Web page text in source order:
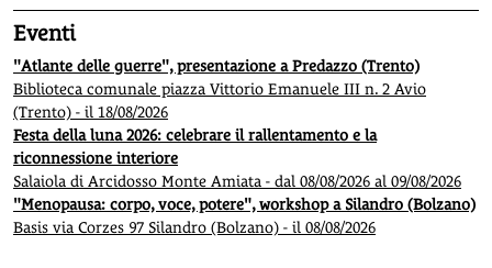
Eventi
"Atlante delle guerre", presentazione a Predazzo (Trento)
Biblioteca comunale piazza Vittorio Emanuele III n. 2 Avio
(Trento) - il 18/08/2026
Festa della luna 2026: celebrare il rallentamento e la
riconnessione interiore
Salaiola di Arcidosso Monte Amiata - dal 08/08/2026 al 09/08/2026
"Menopausa: corpo, voce, potere", workshop a Silandro (Bolzano)
Basis via Corzes 97 Silandro (Bolzano) - il 08/08/2026